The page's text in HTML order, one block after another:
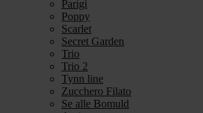
Parigi
Poppy
Scarlet
Secret Garden
Trio
Trio 2
Tynn line
Zucchero Filato
Se alle Bomuld